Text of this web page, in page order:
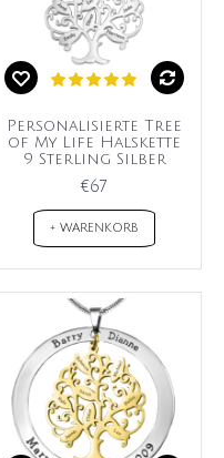
Personalisierte Tree
of My Life Halskette
9 Sterling Silber
€67
+ WARENKORB